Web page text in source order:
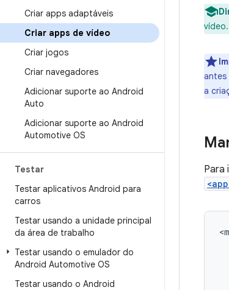
Criar apps adaptáveis
Criar apps de vídeo
Criar jogos
Criar navegadores
Adicionar suporte ao Android
Auto
Adicionar suporte ao Android
Automotive OS
Testar
Testar aplicativos Android para
carros
Testar usando a unidade principal
da área de trabalho
Testar usando o emulador do
Android Automotive OS
Testar usando o Android
vídeo.
antes
a
Para